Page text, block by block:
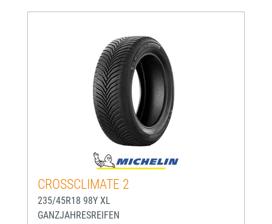
CROSSCLIMATE 2
235/45R18 98Y XL
GANZJAHRESREIFEN